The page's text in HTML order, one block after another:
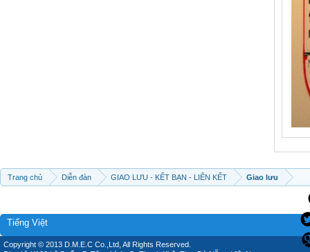
Trang chủ Diễn đàn GIAO LƯU - KẾT BẠN - LIÊN KẾT Giao lưu
Tiếng Việt
Copyright © 2013 D.M.E.C Co.,Ltd, All Rights Reserved.